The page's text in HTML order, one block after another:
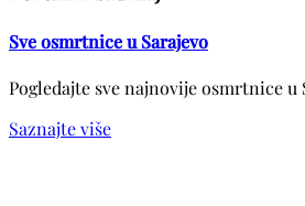
Sve osmrtnice u Sarajevo
Pogledajte sve najnovije osmrtnice u
Saznajte više